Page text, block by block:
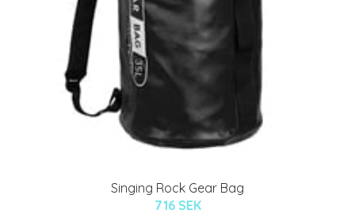
Singing Rock Gear Bag
716 SEK